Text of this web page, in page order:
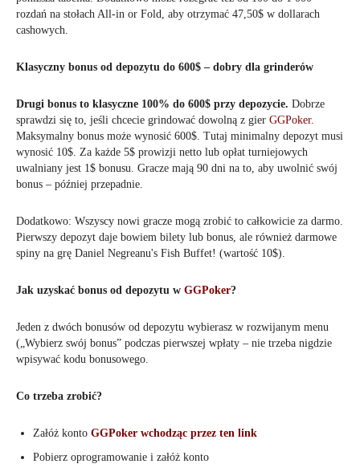
rozdań na stołach All-in or Fold, aby otrzymać 47,50$ w dollarach
cashowych.
Klasyczny bonus od depozytu do 600$ – dobry dla grinderów
Drugi bonus to klasyczne 100% do 600$ przy depozycie. Dobrze
sprawdzi się to, jeśli chcecie grindować dowolną z gier GGPoker.
Maksymalny bonus może wynosić 600$. Tutaj minimalny depozyt musi
wynosić 10$. Za każde 5$ prowizji netto lub opłat turniejowych
uwalniany jest 1$ bonusu. Gracze mają 90 dni na to, aby uwolnić swój
bonus – później przepadnie.
Dodatkowo: Wszyscy nowi gracze mogą zrobić to całkowicie za darmo.
Pierwszy depozyt daje bowiem bilety lub bonus, ale również darmowe
spiny na grę Daniel Negreanu's Fish Buffet! (wartość 10$).
Jak uzyskać bonus od depozytu w GGPoker?
Jeden z dwóch bonusów od depozytu wybierasz w rozwijanym menu
(„Wybierz swój bonus” podczas pierwszej wpłaty – nie trzeba nigdzie
wpisywać kodu bonusowego.
Co trzeba zrobić?
Załóż konto GGPoker wchodząc przez ten link
Pobierz oprogramowanie i załóż konto